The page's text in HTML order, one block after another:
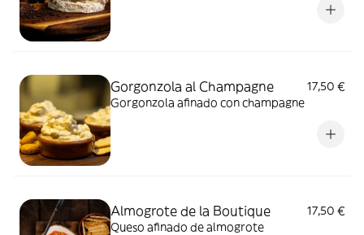
Gorgonzola al Champagne
17,50 €
Gorgonzola afinado con champagne
Almogrote de la Boutique
17,50 €
Queso afinado de almogrote